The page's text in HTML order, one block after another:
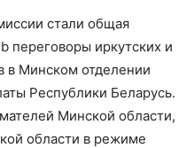
стали общая
переговоры иркутских и
в Минском отделении
Республики Беларусь.
Минской области,
области в режиме